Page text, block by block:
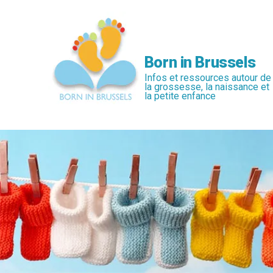
Born in Brussels
Infos et ressources autour de
la grossesse, la naissance et
la petite enfance